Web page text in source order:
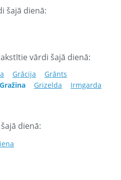
šajā dienā:
vārdi šajā dienā:
Grācija
Grānts
Gražina Grizelda
Irmgarda
dienā: